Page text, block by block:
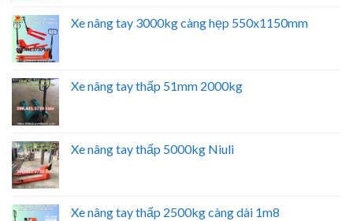
Xe nâng tay 3000kg càng hẹp 550x1150mm
Xe nâng tay thấp 51mm 2000kg
Xe nâng tay thấp 5000kg Niuli
Xe nâng tay thấp 2500kg càng dài 1m8